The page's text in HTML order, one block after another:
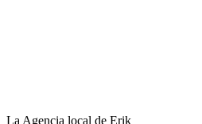
La Agencia local de Erik